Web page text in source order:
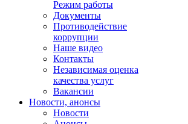
Режим работы
Документы
Противодействие
коррупции
Наше видео
Контакты
Независимая оценка
качества услуг
Вакансии
Новости, анонсы
Новости